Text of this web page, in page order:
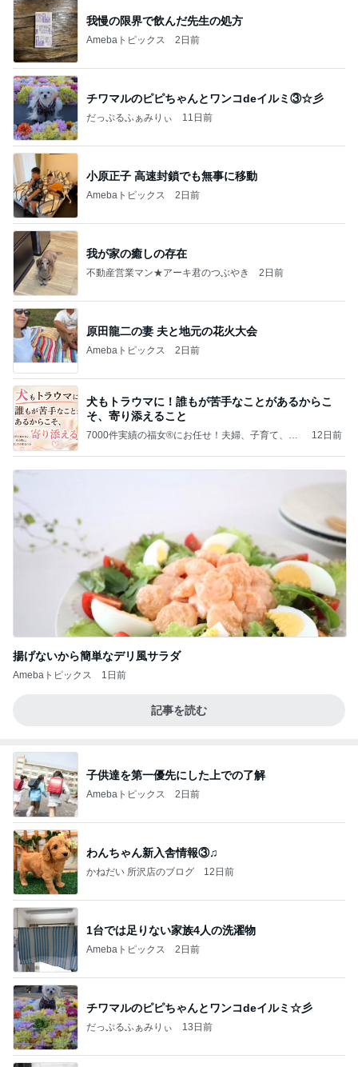
我慢の限界で飲んだ先生の処方
Amebaトピックス 2日前
チワマルのピピちゃんとワンコdeイルミ③☆彡
だっぷるふぁみりぃ 11日前
小原正子 高速封鎖でも無事に移動
Amebaトピックス 2日前
我が家の癒しの存在
不動産営業マン★アーキ君のつぶやき 2日前
原田龍二の妻 夫と地元の花火大会
Amebaトピックス 2日前
犬もトラウマに！誰もが苦手なことがあるからこ
そ、寄り添えること
7000件実績の福女®︎にお任せ！夫婦、子育て、悩
サンアイリス
12日前
揚げないから簡単なデリ風サラダ
Amebaトピックス 1日前
記事を読む
子供達を第一優先にした上での了解
Amebaトピックス 2日前
わんちゃん新入舎情報③♫
かねだい 所沢店のブログ 12日前
1台では足りない家族4人の洗濯物
Amebaトピックス 2日前
チワマルのピピちゃんとワンコdeイルミ☆彡
だっぷるふぁみりぃ 13日前